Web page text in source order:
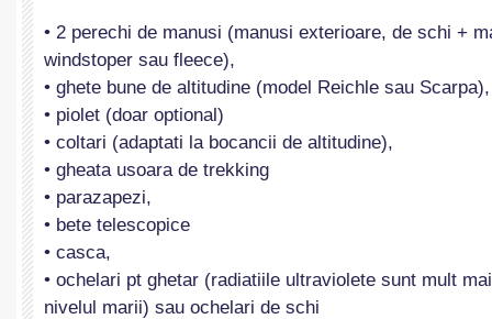
• 2 perechi de manusi (manusi exterioare, de schi +
windstoper sau fleece),
• ghete bune de altitudine (model Reichle sau Scarpa),
• piolet (doar optional)
• coltari (adaptati la bocancii de altitudine),
• gheata usoara de trekking
• parazapezi,
• bete telescopice
• casca,
• ochelari pt ghetar (radiatiile ultraviolete sunt mult
nivelul marii) sau ochelari de schi